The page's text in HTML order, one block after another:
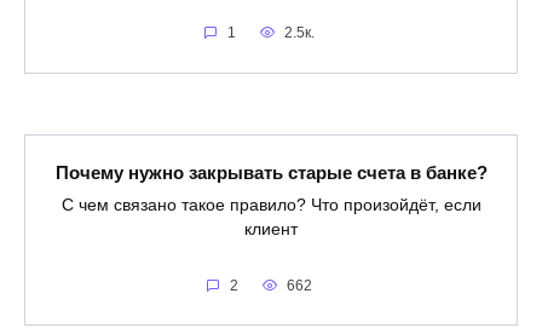
1 2.5к.
Почему нужно закрывать старые счета в банке?
С чем связано такое правило? Что произойдёт, если
клиент
2 662